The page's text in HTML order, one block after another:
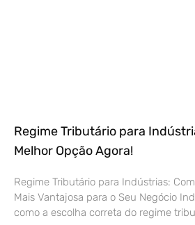
Regime Tributário para
Melhor Opção Agora!
Regime Tributário para Indústrias:
Mais Vantajosa para o Seu Negócio
como a escolha correta do regime